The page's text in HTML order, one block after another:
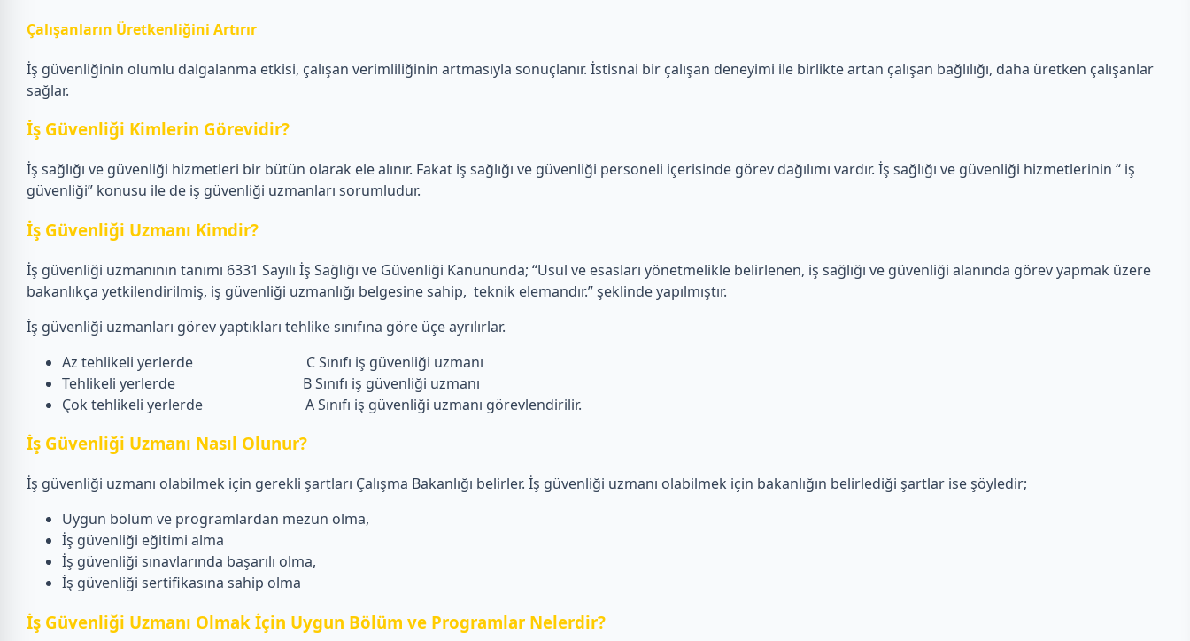
Çalışanların Üretkenliğini Artırır
İş güvenliğinin olumlu dalgalanma etkisi, çalışan verimliliğinin artmasıyla sonuçlanır. İstisnai bir çalışan deneyimi ile birlikte artan çalışan bağlılığı, daha üretken çalışanlar
sağlar.
İş Güvenliği Kimlerin Görevidir?
İş sağlığı ve güvenliği hizmetleri bir bütün olarak ele alınır. Fakat iş sağlığı ve güvenliği personeli içerisinde görev dağılımı vardır. İş sağlığı ve güvenliği hizmetlerinin “ iş
güvenliği” konusu ile de iş güvenliği uzmanları sorumludur.
İş Güvenliği Uzmanı Kimdir?
İş güvenliği uzmanının tanımı 6331 Sayılı İş Sağlığı ve Güvenliği Kanununda; “Usul ve esasları yönetmelikle belirlenen, iş sağlığı ve güvenliği alanında görev yapmak üzere
bakanlıkça yetkilendirilmiş, iş güvenliği uzmanlığı belgesine sahip, teknik elemandır.” şeklinde yapılmıştır.
İş güvenliği uzmanları görev yaptıkları tehlike sınıfına göre üçe ayrılırlar.
Az tehlikeli yerlerde C Sınıfı iş güvenliği uzmanı
Tehlikeli yerlerde B Sınıfı iş güvenliği uzmanı
Çok tehlikeli yerlerde A Sınıfı iş güvenliği uzmanı görevlendirilir.
İş Güvenliği Uzmanı Nasıl Olunur?
İş güvenliği uzmanı olabilmek için gerekli şartları Çalışma Bakanlığı belirler. İş güvenliği uzmanı olabilmek için bakanlığın belirlediği şartlar ise şöyledir;
Uygun bölüm ve programlardan mezun olma,
İş güvenliği eğitimi alma
İş güvenliği sınavlarında başarılı olma,
İş güvenliği sertifikasına sahip olma
İş Güvenliği Uzmanı Olmak İçin Uygun Bölüm ve Programlar Nelerdir?